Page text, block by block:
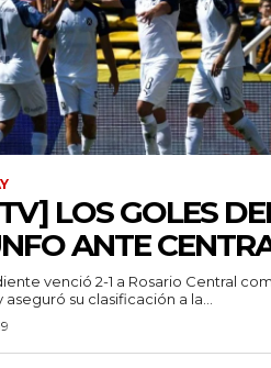
LOS GOLES
ANTE
venció 2-1 a Rosario Central
aseguró su clasificación a la...